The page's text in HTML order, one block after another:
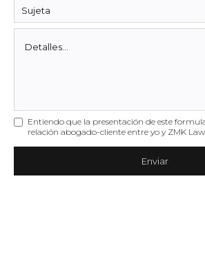
Entiendo que la presentación de este
relación abogado-cliente entre yo y ZMK